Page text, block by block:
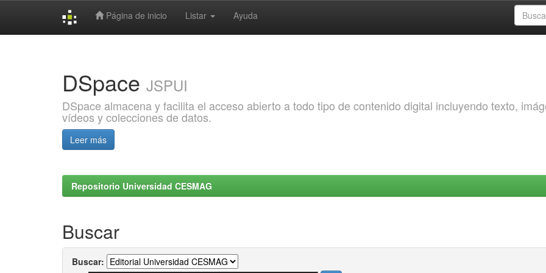
Página de inicio Listar Ayuda
DSpace JSPUI
DSpace almacena y facilita el acceso abierto a todo tipo de contenido digital incluyendo texto,
vídeos y colecciones de datos.
Leer más
Repositorio Universidad CESMAG
Buscar
Buscar: